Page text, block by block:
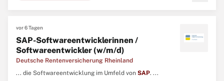
vor 6 Tagen
SAP-Softwareentwicklerinnen /
Softwareentwickler (w/m/d)
Deutsche Rentenversicherung Rheinland
... die Softwareentwicklung im Umfeld von SAP. ...